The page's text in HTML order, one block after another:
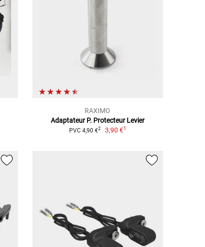
RAXIMO
Adaptateur P. Protecteur Levier
PVC 4,90 €2 3,90 €1